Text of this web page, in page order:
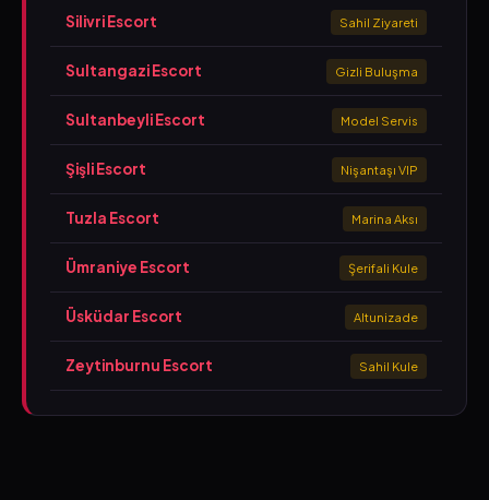
Silivri Escort Sahil Ziyareti
Sultangazi Escort Gizli Buluşma
Sultanbeyli Escort Model Servis
Şişli Escort Nişantaşı VIP
Tuzla Escort Marina Aksı
Ümraniye Escort Şerifali Kule
Üsküdar Escort Altunizade
Zeytinburnu Escort Sahil Kule